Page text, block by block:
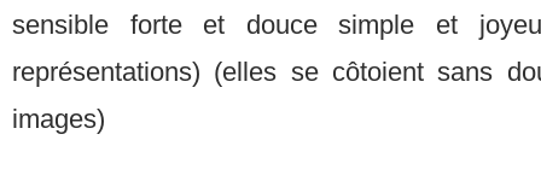
sensible forte et douce simple et
représentations) (elles se côtoient sans
images)